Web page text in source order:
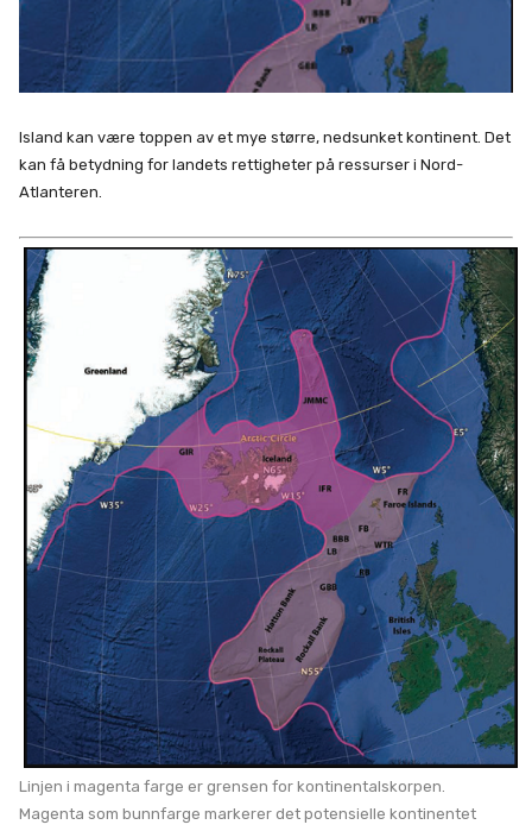
Island kan være toppen av et mye større, nedsunket kontinent. Det
kan få betydning for landets rettigheter på ressurser i Nord-
Atlanteren.
Linjen i magenta farge er grensen for kontinentalskorpen.
Magenta som bunnfarge markerer det potensielle kontinentet